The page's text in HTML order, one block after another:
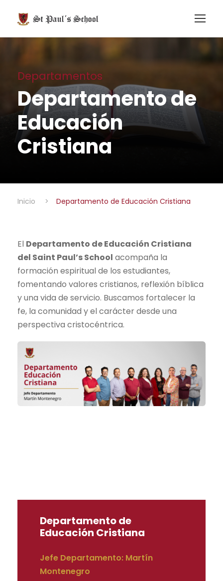
Departamentos
Departamento de
Educación
Cristiana
Inicio > Departamento de Educación Cristiana
El Departamento de Educación Cristiana
del Saint Paul’s School acompaña la
formación espiritual de los estudiantes,
fomentando valores cristianos, reflexión bíblica
y una vida de servicio. Buscamos fortalecer la
fe, la comunidad y el carácter desde una
perspectiva cristocéntrica.
Departamento de
Educación Cristiana
Jefe Departamento: Martín
Montenegro